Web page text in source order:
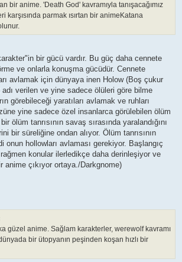
bir anime. 'Death God' kavramıyla tanışacağımız
karşısında parmak ısırtan bir animeKatana
bir gücü vardır. Bu güç daha cennete
ve onlarla konuşma gücüdür. Cennete
avlamak için dünyaya inen Holow (Boş çukur
verilen ve yine sadece ölüleri göre bilme
görebileceği yaratıları avlamak ve ruhları
yine sadece özel insanlarca görülebilen ölüm
ölüm tanrısının savaş sırasında yaralandığını
bir süreliğine ondan alıyor. Ölüm tanrısının
onun hollowları avlaması gerekiyor. Başlangıç
konular ilerledikçe daha derinleşiyor ve
anime çıkıyor ortaya./Darkgnome)
güzel anime. Sağlam karakterler, werewolf kavramı
bir ütopyanın peşinden koşan hızlı bir